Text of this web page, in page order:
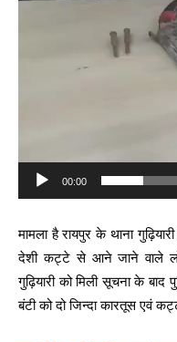
00:00
मामला है रायपुर के थाना
देशी कट्टे से आने जाने वाले
गुढ़ियारी को मिली सूचना के बाद
बंटी को दो जिन्दा कारतूस एवं